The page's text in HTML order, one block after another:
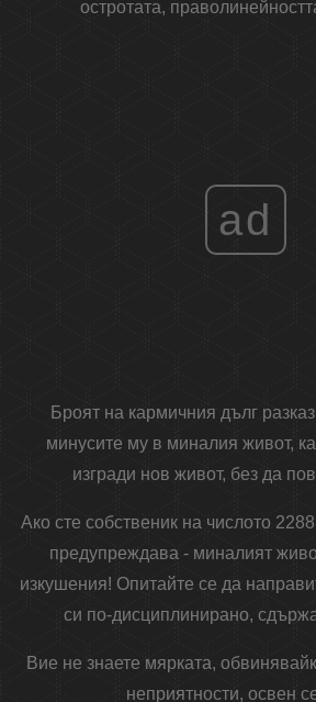
остротата,
ad
Броят на кармичния дълг
минусите му в миналия живот,
изгради нов живот, без да
Ако сте собственик на числото
предупреждава - миналият
изкушения! Опитайте се да
си по-дисциплинирано,
Вие не знаете мярката,
неприятности, освен